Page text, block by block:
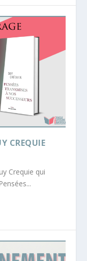
CREQUIE
Crequie qui